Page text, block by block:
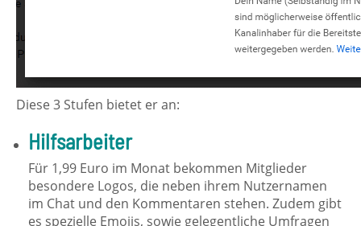
Diese 3 Stufen bietet er an:
Hilfsarbeiter
Für 1,99 Euro im Monat bekommen Mitglieder
besondere Logos, die neben ihrem Nutzernamen
im Chat und den Kommentaren stehen. Zudem gibt
es spezielle Emojis, sowie gelegentliche Umfragen